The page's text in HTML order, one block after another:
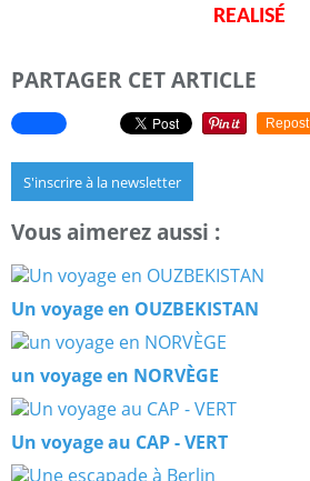
REALISÉ
PARTAGER CET ARTICLE
Repost
S'inscrire à la newsletter
Vous aimerez aussi :
Un voyage en OUZBEKISTAN
un voyage en NORVÈGE
Un voyage au CAP - VERT